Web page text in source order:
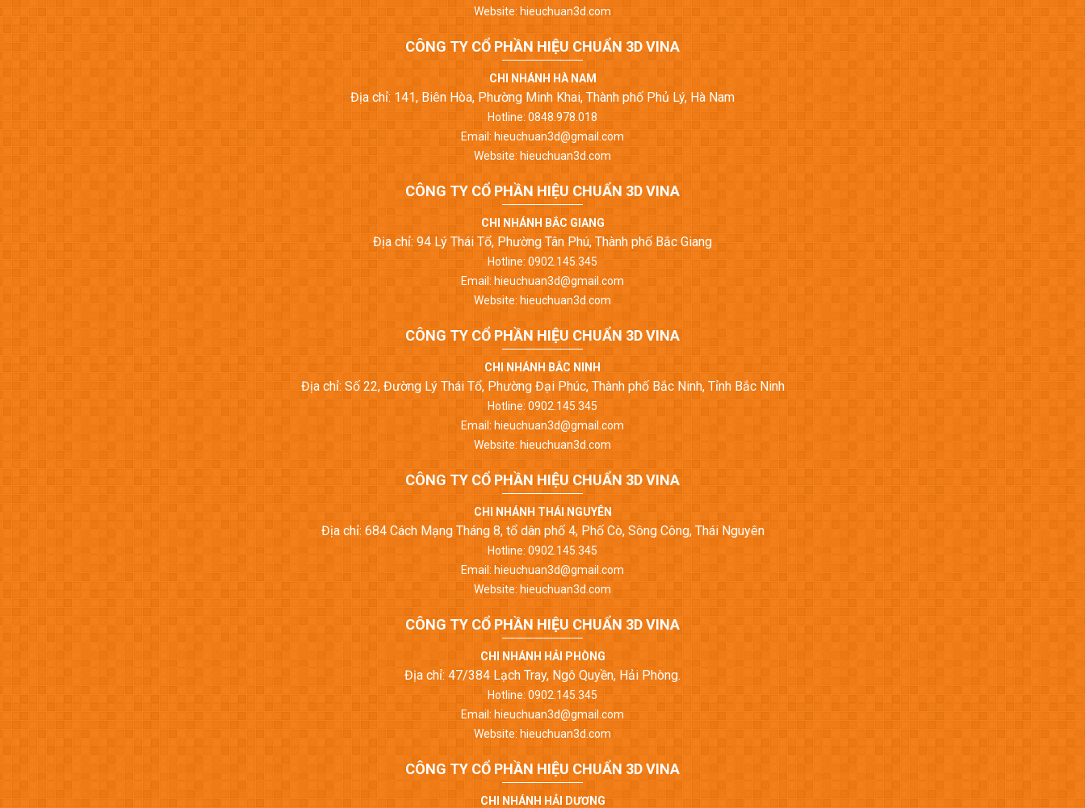
Website: hieuchuan3d.com
CÔNG TY CỔ PHẦN HIỆU CHUẨN 3D VINA
CHI NHÁNH HÀ NAM
Địa chỉ: 141, Biên Hòa, Phường Minh Khai, Thành phố Phủ Lý, Hà Nam
Hotline: 0848.978.018
Email: hieuchuan3d@gmail.com
Website: hieuchuan3d.com
CÔNG TY CỔ PHẦN HIỆU CHUẨN 3D VINA
CHI NHÁNH BẮC GIANG
Địa chỉ: 94 Lý Thái Tổ, Phường Tân Phú, Thành phố Bắc Giang
Hotline: 0902.145.345
Email: hieuchuan3d@gmail.com
Website: hieuchuan3d.com
CÔNG TY CỔ PHẦN HIỆU CHUẨN 3D VINA
CHI NHÁNH BẮC NINH
Địa chỉ: Số 22, Đường Lý Thái Tổ, Phường Đại Phúc, Thành phố Bắc Ninh, Tỉnh Bắc Ninh
Hotline: 0902.145.345
Email: hieuchuan3d@gmail.com
Website: hieuchuan3d.com
CÔNG TY CỔ PHẦN HIỆU CHUẨN 3D VINA
CHI NHÁNH THÁI NGUYÊN
Địa chỉ: 684 Cách Mạng Tháng 8, tổ dân phố 4, Phố Cò, Sông Công, Thái Nguyên
Hotline: 0902.145.345
Email: hieuchuan3d@gmail.com
Website: hieuchuan3d.com
CÔNG TY CỔ PHẦN HIỆU CHUẨN 3D VINA
CHI NHÁNH HẢI PHÒNG
Địa chỉ: 47/384 Lạch Tray, Ngô Quyền, Hải Phòng.
Hotline: 0902.145.345
Email: hieuchuan3d@gmail.com
Website: hieuchuan3d.com
CÔNG TY CỔ PHẦN HIỆU CHUẨN 3D VINA
CHI NHÁNH HẢI DƯƠNG